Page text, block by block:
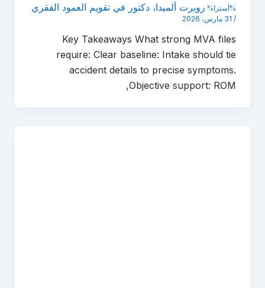
%أسترا% روبرت ألميدا، دكتور في تقويم العمود الفقري
/ 31 مارس، 2026
Key Takeaways What strong MVA files
require: Clear baseline: Intake should tie
accident details to precise symptoms.
Objective support: ROM,